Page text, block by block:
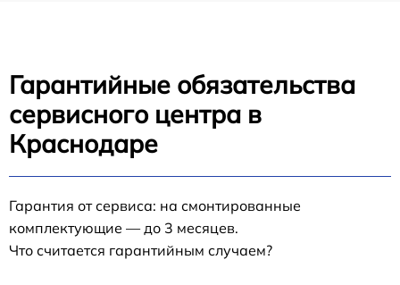
Гарантийные обязательства
сервисного центра в
Краснодаре
Гарантия от сервиса: на смонтированные
комплектующие — до 3 месяцев.
Что считается гарантийным случаем?